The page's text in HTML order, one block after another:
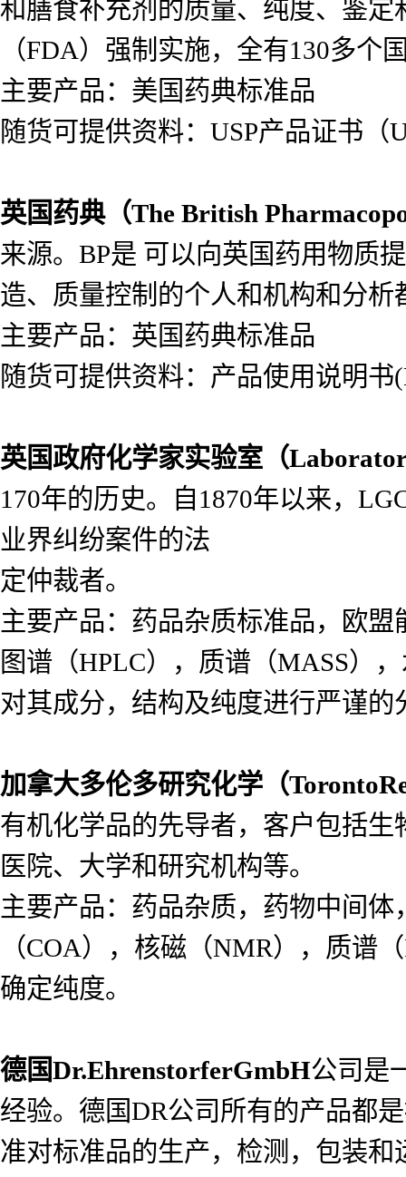
和膳食补充剂的质量、纯度、鉴
（FDA）强制实施，全有130多个
主要产品：美国药典标准品
随货可提供资料：USP产品证书（
英国药典（The British
来源。BP是 可以向英国药用物质
造、质量控制的个人和机构和分析
主要产品：英国药典标准品
随货可提供资料：产品使用说明书
英国政府化学家实验室（
170年的历史。自1870年以来，
业界纠纷案件的法
定仲裁者。
主要产品：药品杂质标准品，欧
图谱（HPLC），质谱（MASS）
对其成分，结构及纯度进行严谨
加拿大多伦多研究化学（
有机化学品的先导者，客户包括
医院、大学和研究机构等。
主要产品：药品杂质，药物中间
（COA），核磁（NMR），质谱
确定纯度。
德国Dr.EhrenstorferGmbH公司是
经验。德国DR公司所有的产品都
准对标准品的生产，检测，包装